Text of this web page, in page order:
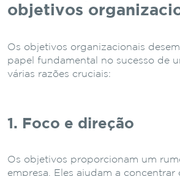
objetivos
Os objetivos organizacionais
papel fundamental no sucesso de
várias razões cruciais:
1. Foco e direção
Os objetivos proporcionam um
empresa. Eles ajudam a concentrar